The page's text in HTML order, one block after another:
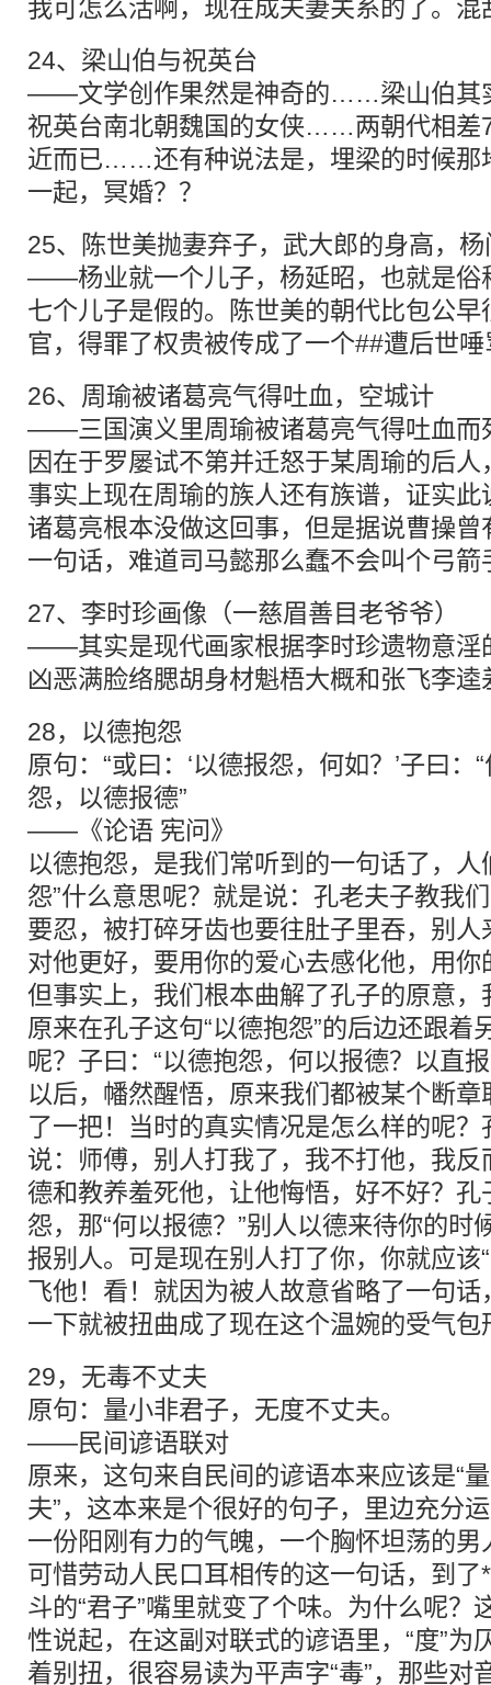
我可怎么活啊，现在成夫妻关系的了。
24、梁山伯与祝英台
——文学创作果然是神奇的……梁山伯其
祝英台南北朝魏国的女侠……两朝代相差
近而已……还有种说法是，埋梁的时候那
一起，冥婚？？
25、陈世美抛妻弃子，武大郎的身高，
——杨业就一个儿子，杨延昭，也就是俗
七个儿子是假的。陈世美的朝代比包公
官，得罪了权贵被传成了一个##遭后世
26、周瑜被诸葛亮气得吐血，空城计
——三国演义里周瑜被诸葛亮气得吐血而
因在于罗屡试不第并迁怒于某周瑜的后
事实上现在周瑜的族人还有族谱，证实此
诸葛亮根本没做这回事，但是据说曹操
一句话，难道司马懿那么蠢不会叫个弓
27、李时珍画像（一慈眉善目老爷爷）
——其实是现代画家根据李时珍遗物意淫
凶恶满脸络腮胡身材魁梧大概和张飞李
28，以德抱怨
原句：“或曰：‘以德报怨，何如？’子曰：
怨，以德报德”
——《论语 宪问》
以德抱怨，是我们常听到的一句话了，人
怨”什么意思呢？就是说：孔老夫子教我
要忍，被打碎牙齿也要往肚子里吞，别
对他更好，要用你的爱心去感化他，用
但事实上，我们根本曲解了孔子的原意
原来在孔子这句“以德抱怨”的后边还跟着
呢？子曰：“以德抱怨，何以报德？以直
以后，幡然醒悟，原来我们都被某个断
了一把！当时的真实情况是怎么样的呢
说：师傅，别人打我了，我不打他，我
德和教养羞死他，让他悔悟，好不好？
怨，那“何以报德？”别人以德来待你的时
报别人。可是现在别人打了你，你就应该
飞他！看！就因为被人故意省略了一句
一下就被扭曲成了现在这个温婉的受气包
29，无毒不丈夫
原句：量小非君子，无度不丈夫。
——民间谚语联对
原来，这句来自民间的谚语本来应该是“
夫”，这本来是个很好的句子，里边充分
一份阳刚有力的气魄，一个胸怀坦荡的
可惜劳动人民口耳相传的这一句话，到
斗的“君子”嘴里就变了个味。为什么呢？
性说起，在这副对联式的谚语里，“度”为
着别扭，很容易读为平声字“毒”，那些对